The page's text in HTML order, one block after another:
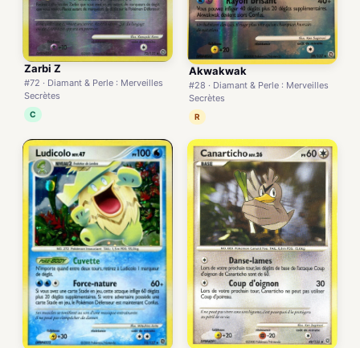
Zarbi Z
#72 · Diamant & Perle : Merveilles
Secrètes
C
Akwakwak
#28 · Diamant & Perle : Merveilles
Secrètes
R